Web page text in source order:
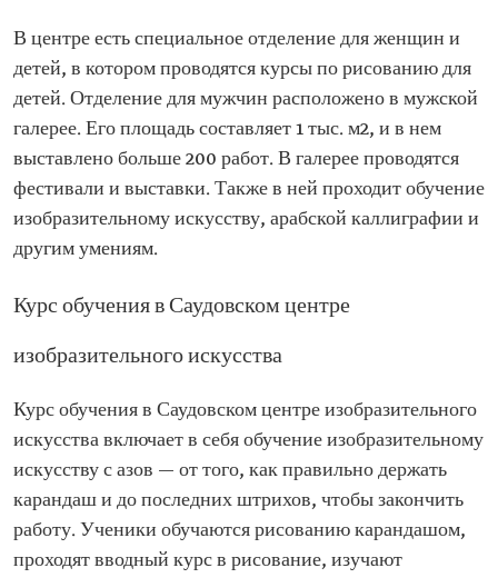
В центре есть специальное отделение для женщин и
детей, в котором проводятся курсы по рисованию для
детей. Отделение для мужчин расположено в мужской
галерее. Его площадь составляет 1 тыс. м2, и в нем
выставлено больше 200 работ. В галерее проводятся
фестивали и выставки. Также в ней проходит обучение
изобразительному искусству, арабской каллиграфии и
другим умениям.
Курс обучения в Саудовском центре
изобразительного искусства
Курс обучения в Саудовском центре изобразительного
искусства включает в себя обучение изобразительному
искусству с азов — от того, как правильно держать
карандаш и до последних штрихов, чтобы закончить
работу. Ученики обучаются рисованию карандашом,
проходят вводный курс в рисование, изучают